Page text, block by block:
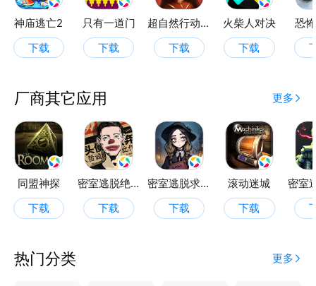
神庙逃亡2
下载
只有一道门
下载
超自然行动组
下载
火柴人对决
下载
恐
厂商其它应用 更多
同盟神探
下载
密室逃脱绝境系列11游乐园
下载
密室逃脱求生系列1极地冒险
下载
滚动迷城
下载
热门分类 更多